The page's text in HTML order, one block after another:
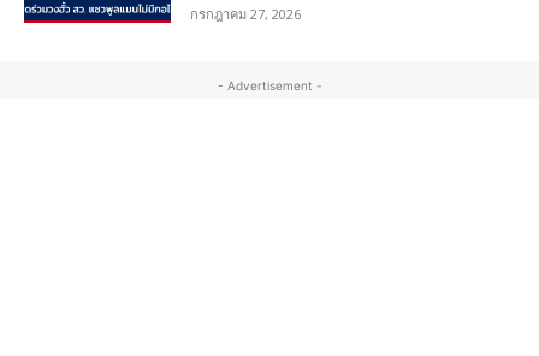
กรกฎาคม 27, 2026
- Advertisement -